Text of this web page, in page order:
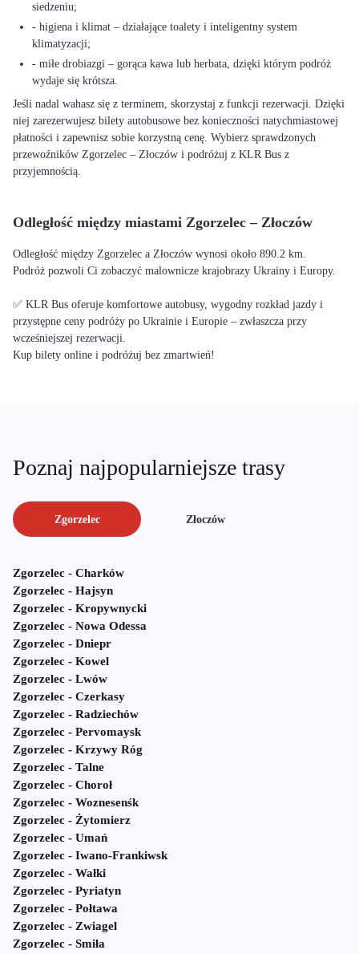
siedzeniu;
- higiena i klimat – działające toalety i inteligentny system
klimatyzacji;
- miłe drobiazgi – gorąca kawa lub herbata, dzięki którym podróż
wydaje się krótsza.
Jeśli nadal wahasz się z terminem, skorzystaj z funkcji rezerwacji. Dzięki
niej zarezerwujesz bilety autobusowe bez konieczności natychmiastowej
płatności i zapewnisz sobie korzystną cenę. Wybierz sprawdzonych
przewoźników Zgorzelec – Złoczów i podróżuj z KLR Bus z
przyjemnością.
Odległość między miastami Zgorzelec – Złoczów
Odległość między Zgorzelec a Złoczów wynosi około 890.2 km.
Podróż pozwoli Ci zobaczyć malownicze krajobrazy Ukrainy i Europy.
✅ KLR Bus oferuje komfortowe autobusy, wygodny rozkład jazdy i
przystępne ceny podróży po Ukrainie i Europie – zwłaszcza przy
wcześniejszej rezerwacji.
Kup bilety online i podróżuj bez zmartwień!
Poznaj najpopularniejsze trasy
Zgorzelec Złoczów
Zgorzelec - Charków
Zgorzelec - Hajsyn
Zgorzelec - Kropywnycki
Zgorzelec - Nowa Odessa
Zgorzelec - Dniepr
Zgorzelec - Kowel
Zgorzelec - Lwów
Zgorzelec - Czerkasy
Zgorzelec - Radziechów
Zgorzelec - Pervomaysk
Zgorzelec - Krzywy Róg
Zgorzelec - Talne
Zgorzelec - Choroł
Zgorzelec - Woznesenśk
Zgorzelec - Żytomierz
Zgorzelec - Umań
Zgorzelec - Iwano-Frankiwsk
Zgorzelec - Wałki
Zgorzelec - Pyriatyn
Zgorzelec - Połtawa
Zgorzelec - Zwiagel
Zgorzelec - Smiła